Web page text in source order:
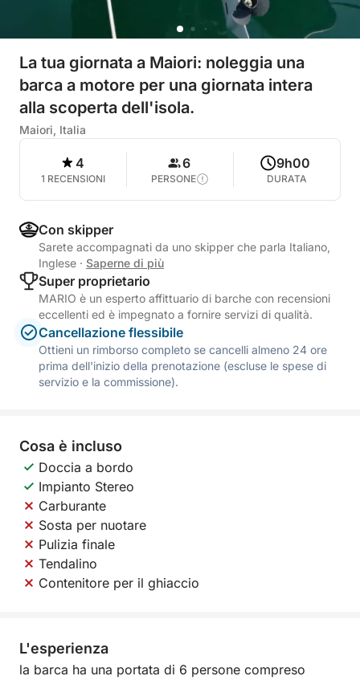
La tua giornata a Maiori: noleggia una
barca a motore per una giornata intera
alla scoperta dell'isola.
Maiori, Italia
4
1 RECENSIONI
6
PERSONE
9h00
DURATA
Con skipper
Sarete accompagnati da uno skipper che parla Italiano,
Inglese · Saperne di più
Super proprietario
MARIO è un esperto affittuario di barche con recensioni
eccellenti ed è impegnato a fornire servizi di qualità.
Cancellazione flessibile
Ottieni un rimborso completo se cancelli almeno 24 ore
prima dell'inizio della prenotazione (escluse le spese di
servizio e la commissione).
Cosa è incluso
Doccia a bordo
Impianto Stereo
Carburante
Sosta per nuotare
Pulizia finale
Tendalino
Contenitore per il ghiaccio
L'esperienza
la barca ha una portata di 6 persone compreso